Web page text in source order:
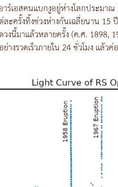
ร์เอสคนแบกงูอยู่ห่างโลกประมา
ละครั้งทิ้งช่วงห่างกันเฉลี่ยนาน
งนี้มาแล้วหลายครั้ง (ค.ศ. 1898,
างรวดเร็วภายใน 24 ชั่วโมง แล้วค่